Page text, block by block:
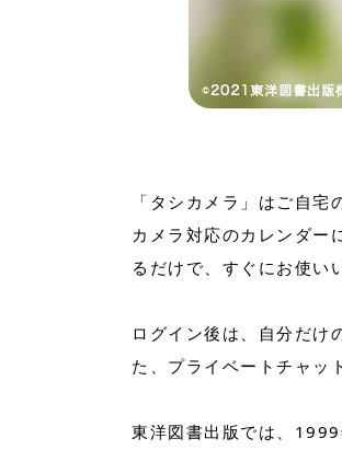
「タシカメラ」はご自
カメラ対応のカレンダー
るだけで、すぐにお使い
ログイン後は、自分だけ
た、プライベートチャッ
東洋図書出版では、